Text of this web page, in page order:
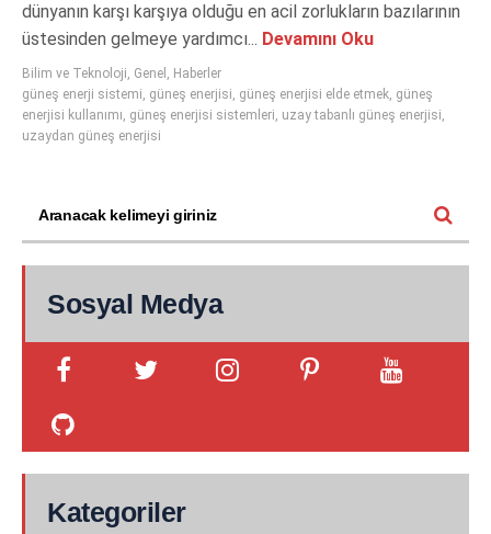
dünyanın karşı karşıya olduğu en acil zorlukların bazılarının
üstesinden gelmeye yardımcı... Devamını Oku
Bilim ve Teknoloji, Genel , Haberler
güneş enerji sistemi, güneş enerjisi, güneş enerjisi elde etmek, güneş
enerjisi kullanımı, güneş enerjisi sistemleri, uzay tabanlı güneş enerjisi,
uzaydan güneş enerjisi
Sosyal Medya
Kategoriler